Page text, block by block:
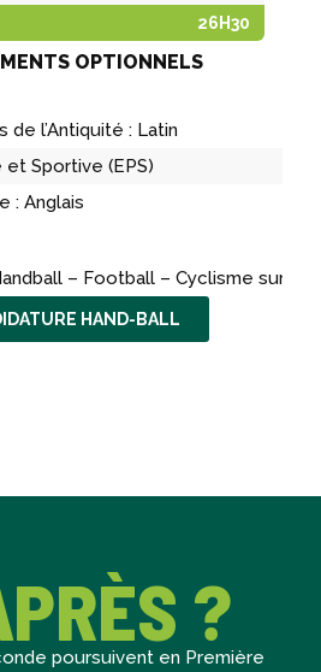
26H30
OPTIONNELS
l’Antiquité : Latin
Sportive (EPS)
: Anglais
– Football – Cyclisme sur
HAND-BALL
?
poursuivent en Première